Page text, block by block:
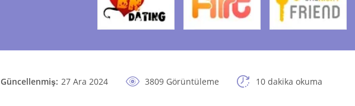
Güncellenmiş: 27 Ara 2024 3809 Görüntüleme 10 dakika okuma